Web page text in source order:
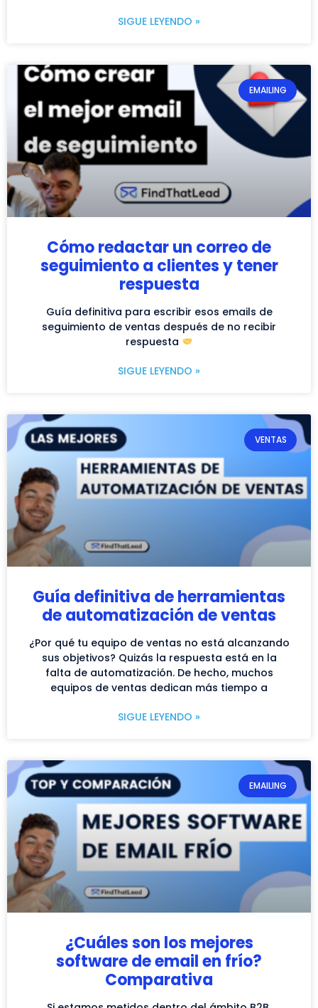
SIGUE LEYENDO »
EMAILING
Cómo redactar un correo de
seguimiento a clientes y tener
respuesta
Guía definitiva para escribir esos emails de
seguimiento de ventas después de no recibir
respuesta
SIGUE LEYENDO »
VENTAS
Guía definitiva de herramientas
de automatización de ventas
¿Por qué tu equipo de ventas no está alcanzando
sus objetivos? Quizás la respuesta está en la
falta de automatización. De hecho, muchos
equipos de ventas dedican más tiempo a
SIGUE LEYENDO »
EMAILING
¿Cuáles son los mejores
software de email en frío?
Comparativa